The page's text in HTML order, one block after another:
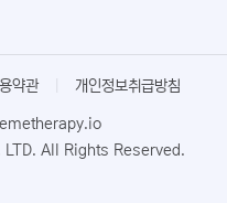
약관 개인정보취급방침
LTD. All Rights Reserved.